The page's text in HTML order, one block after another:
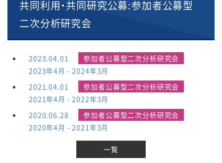
共同利用・共同研究公募:参加者公募型
二次分析研究会
2023.04.01
参加者公募型二次分析研究会
2023年4月 - 2024年3月
2021.04.01
参加者公募型二次分析研究会
2021年4月 - 2022年3月
2020.06.28
参加者公募型二次分析研究会
2020年4月 - 2021年3月
一覧